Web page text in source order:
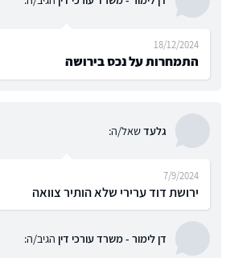
התמחרות על נכס בירושה
18/12/2024
גלעדשאל/ה:
ירושת דוד ערירי שלא הותיר צוואה
7/9/2024
דן לימור - משרד עורכי דין הגיב/ה: